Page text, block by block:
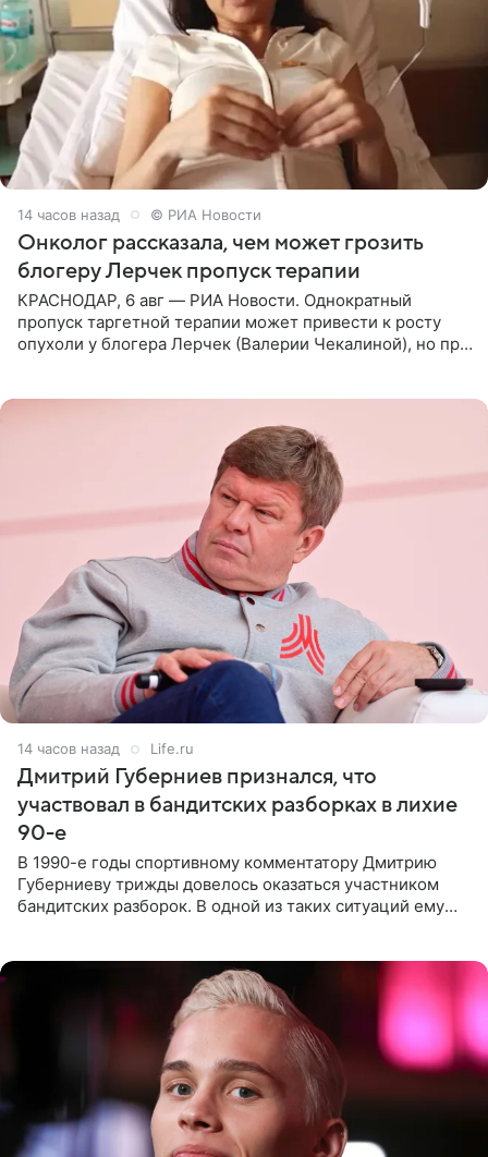
14 часов назад © РИА Новости
Онколог рассказала, чем может грозить
блогеру Лерчек пропуск терапии
КРАСНОДАР, 6 авг — РИА Новости. Однократный
пропуск таргетной терапии может привести к росту
опухоли у блогера Лерчек (Валерии Чекалиной), но при
14 часов назад Life.ru
Дмитрий Губерниев признался, что
участвовал в бандитских разборках в лихие
90-е
В 1990-е годы спортивному комментатору Дмитрию
Губерниеву трижды довелось оказаться участником
бандитских разборок. В одной из таких ситуаций ему